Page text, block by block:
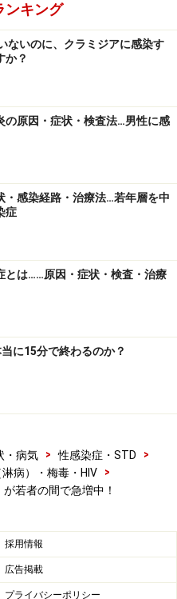
ンキング
ないのに、クラミジアに感染す
か？
の原因・症状・検査法…男性に感
・感染経路・治療法…若年層を中
症
とは……原因・症状・検査・治療
に15分で終わるのか？
・病気 > 性感染症・STD
>
病）・梅毒・HIV
>
若者の間で急増中！
採用情報
広告掲載
プライバシーポリシー